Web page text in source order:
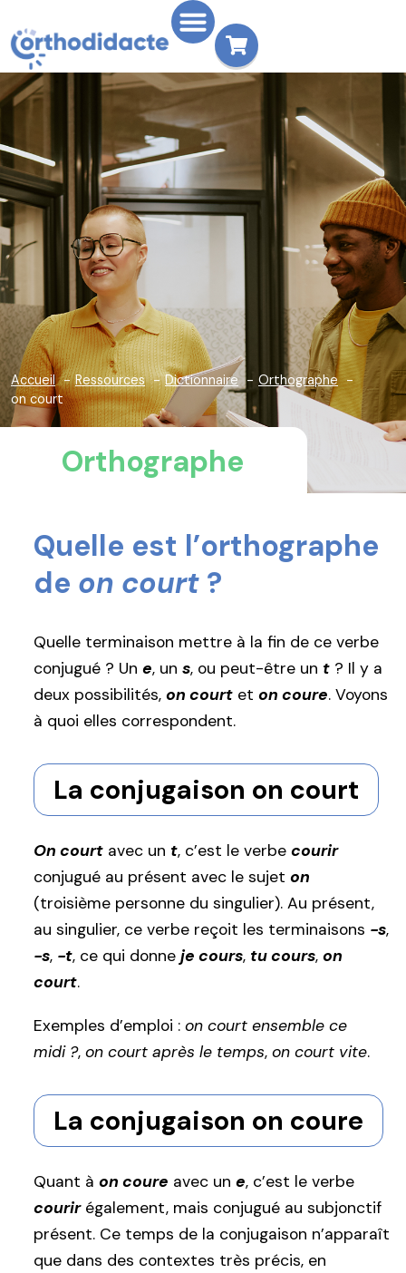
Accueil Ressources Dictionnaire
Orthographe
on court
Orthographe
Quelle est l’orthographe
de on court ?
Quelle terminaison mettre à la fin de ce verbe
conjugué ? Un e, un s, ou peut-être un t ? Il y a
deux possibilités, on court et on coure. Voyons
à quoi elles correspondent.
La conjugaison on court
On court avec un t, c’est le verbe courir
conjugué au présent avec le sujet on
(troisième personne du singulier). Au présent,
au singulier, ce verbe reçoit les terminaisons -s,
-s, -t, ce qui donne je cours, tu cours, on
court.
Exemples d’emploi : on court ensemble ce
midi ?, on court après le temps, on court vite.
La conjugaison on coure
Quant à on coure avec un e, c’est le verbe
courirégalement, mais conjugué au subjonctif
présent. Ce temps de la conjugaison n’apparaît
que dans des contextes très précis, en